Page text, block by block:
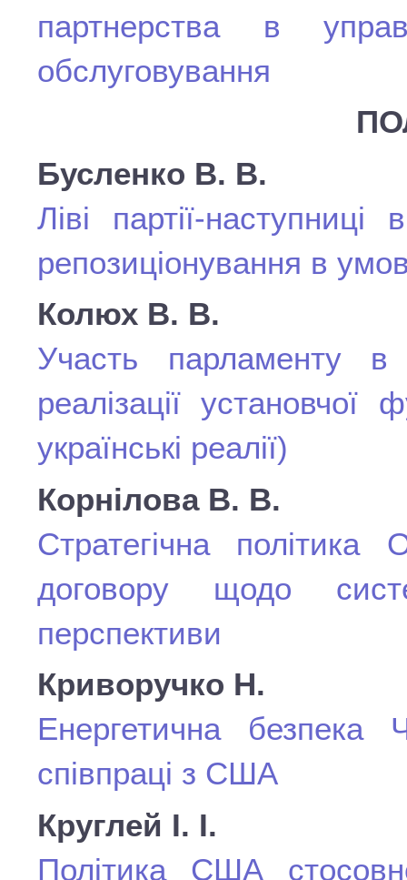
партнерства в
обслуговування
Бусленко В. В.
Ліві партії-
репозиціонування в
Колюх В. В.
Участь парламенту
реалізації установчої
українські реалії)
Корнілова В. В.
Стратегічна політика
договору щодо
перспективи
Криворучко Н.
Енергетична безпека
співпраці з США
Круглей І. І.
Політика США